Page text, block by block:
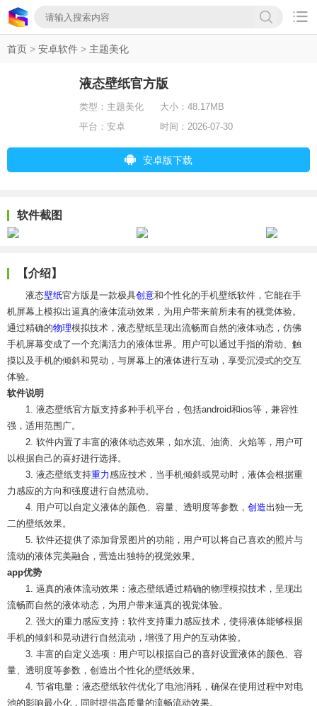

首页 > 安卓软件 > 主题美化
液态壁纸官方版
类型： 主题美化 大小： 48.17MB
平台： 安卓 时间： 2026-07-30
安卓版下载
软件截图
【介绍】
液态壁纸官方版是一款极具创意和个性化的手机壁纸软件，它能在手
机屏幕上模拟出逼真的液体流动效果，为用户带来前所未有的视觉体验。
通过精确的物理模拟技术，液态壁纸呈现出流畅而自然的液体动态，仿佛
手机屏幕变成了一个充满活力的液体世界。用户可以通过手指的滑动、触
摸以及手机的倾斜和晃动，与屏幕上的液体进行互动，享受沉浸式的交互
体验。
软件说明
1. 液态壁纸官方版支持多种手机平台，包括android和ios等，兼容性
强，适用范围广。
2. 软件内置了丰富的液体动态效果，如水流、油滴、火焰等，用户可
以根据自己的喜好进行选择。
3. 液态壁纸支持重力感应技术，当手机倾斜或晃动时，液体会根据重
力感应的方向和强度进行自然流动。
4. 用户可以自定义液体的颜色、容量、透明度等参数， 创造出独一无
二的壁纸效果。
5. 软件还提供了添加背景图片的功能，用户可以将自己喜欢的照片与
流动的液体完美融合，营造出独特的视觉效果。
app优势
1. 逼真的液体流动效果：液态壁纸通过精确的物理模拟技术，呈现出
流畅而自然的液体动态，为用户带来逼真的视觉体验。
2. 强大的重力感应支持：软件支持重力感应技术，使得液体能够根据
手机的倾斜和晃动进行自然流动，增强了用户的互动体验。
3. 丰富的自定义选项：用户可以根据自己的喜好设置液体的颜色、容
量、透明度等参数，创造出个性化的壁纸效果。
4. 节省电量：液态壁纸软件优化了电池消耗，确保在使用过程中对电
池的影响最小化，同时提供高质量的流畅流动效果。